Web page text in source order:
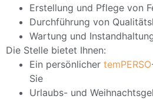
Erstellung und Pflege von
Durchführung von
Wartung und
Die Stelle bietet Ihnen:
Ein persönlicher temPERSO
Sie
Urlaubs- und